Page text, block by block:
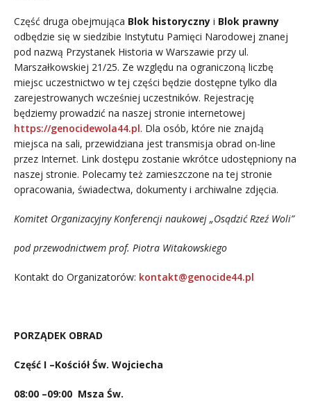
Część druga obejmująca Blok historyczny i Blok prawny
odbędzie się w siedzibie Instytutu Pamięci Narodowej znanej
pod nazwą Przystanek Historia w Warszawie przy ul.
Marszałkowskiej 21/25. Ze względu na ograniczoną liczbę
miejsc uczestnictwo w tej części będzie dostępne tylko dla
zarejestrowanych wcześniej uczestników. Rejestrację
będziemy prowadzić na naszej stronie internetowej
https://genocidewola44.pl. Dla osób, które nie znajdą
miejsca na sali, przewidziana jest transmisja obrad on-line
przez Internet. Link dostępu zostanie wkrótce udostępniony na
naszej stronie. Polecamy też zamieszczone na tej stronie
opracowania, świadectwa, dokumenty i archiwalne zdjęcia.
Komitet Organizacyjny Konferencji naukowej „Osądzić Rzeź Woli”
pod przewodnictwem prof. Piotra Witakowskiego
Kontakt do Organizatorów: kontakt@genocide44.pl
PORZĄDEK OBRAD
Część I –Kościół Św. Wojciecha
08:00 –09:00 Msza Św.